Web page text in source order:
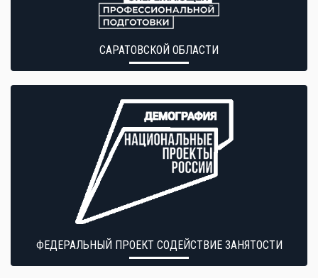
САРАТОВСКОЙ ОБЛАСТИ
ФЕДЕРАЛЬНЫЙ ПРОЕКТ СОДЕЙСТВИЕ ЗАНЯТОСТИ